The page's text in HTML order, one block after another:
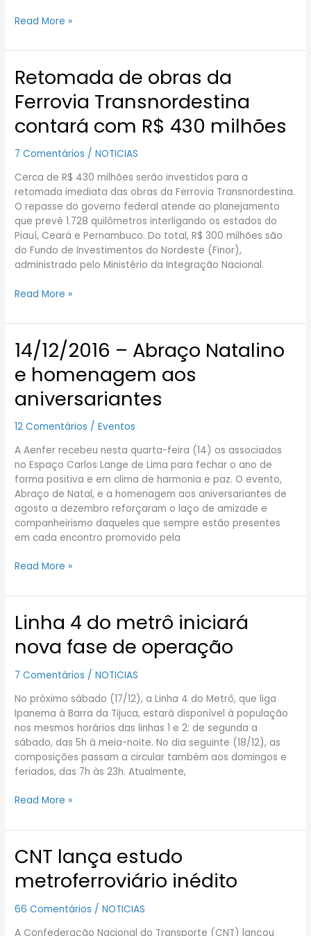
Read More »
Retomada de obras da
Ferrovia Transnordestina
contará com R$ 430 milhões
7 Comentários /NOTICIAS
Cerca de R$ 430 milhões serão investidos para a
retomada imediata das obras da Ferrovia Transnordestina.
O repasse do governo federal atende ao planejamento
que prevê 1.728 quilômetros interligando os estados do
Piauí, Ceará e Pernambuco. Do total, R$ 300 milhões são
do Fundo de Investimentos do Nordeste (Finor),
administrado pelo Ministério da Integração Nacional.
Retomada
de
obras
Ferrovia
Transnordestina
contará
com
R$
430
milhões
Read More »
14/12/2016 – Abraço Natalino
e homenagem aos
aniversariantes
12 Comentários /Eventos
A Aenfer recebeu nesta quarta-feira (14) os associados
no Espaço Carlos Lange de Lima para fechar o ano de
forma positiva e em clima de harmonia e paz. O evento,
Abraço de Natal, e a homenagem aos aniversariantes de
agosto a dezembro reforçaram o laço de amizade e
companheirismo daqueles que sempre estão presentes
em cada encontro promovido pela
14/12/2016
–
Abraço
Natalino
e
aos
aniversariantes
Read More »
Linha 4 do metrô iniciará
nova fase de operação
7 Comentários /NOTICIAS
No próximo sábado (17/12), a Linha 4 do Metrô, que liga
Ipanema à Barra da Tijuca, estará disponível à população
nos mesmos horários das linhas 1 e 2: de segunda a
sábado, das 5h à meia-noite. No dia seguinte (18/12), as
composições passam a circular também aos domingos e
feriados, das 7h às 23h. Atualmente,
Linha
4
do
iniciará
fase
de
operação
Read More »
CNT lança estudo
metroferroviário inédito
66 Comentários /NOTICIAS
A Confederação Nacional do Transporte (CNT) lançou
CNT
lança
estudo
inédito